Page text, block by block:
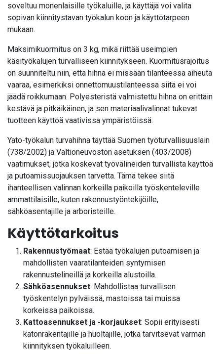
soveltuu monenlaisille työkaluille, ja käyttäjä voi valita
sopivan kiinnitystavan työkalun koon ja käyttötarpeen
mukaan.
Maksimikuormitus on 3 kg, mikä riittää useimpien
käsityökalujen turvalliseen kiinnitykseen. Kuormitusrajoitus
on suunniteltu niin, että hihna ei missään tilanteessa aiheuta
vaaraa, esimerkiksi onnettomuustilanteessa siitä ei voi
jäädä roikkumaan. Polyesteristä valmistettu hihna on erittäin
kestävä ja pitkäikäinen, ja sen materiaalivalinnat tukevat
tuotteen käyttöä vaativissa ympäristöissä.
Yato-työkalun turvahihna täyttää Suomen työturvallisuuslain
(738/2002) ja Valtioneuvoston asetuksen (403/2008)
vaatimukset, jotka koskevat työvälineiden turvallista käyttöä
ja putoamissuojauksen tarvetta. Tämä tekee siitä
ihanteellisen valinnan korkeilla paikoilla työskenteleville
ammattilaisille, kuten rakennustyöntekijöille,
sähköasentajille ja arboristeille.
Käyttötarkoitus
Rakennustyömaat: Estää työkalujen putoamisen ja
mahdollisten vaaratilanteiden syntymisen
rakennustelineillä ja korkeilla alustoilla.
Sähköasennukset: Mahdollistaa turvallisen
työskentelyn pylväissä, mastoissa tai muissa
korkeissa paikoissa.
Kattoasennukset ja -korjaukset: Sopii erityisesti
katonrakentajille ja huoltajille, jotka tarvitsevat varman
kiinnityksen työkaluilleen.